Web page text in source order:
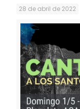
28 de abril de 2022